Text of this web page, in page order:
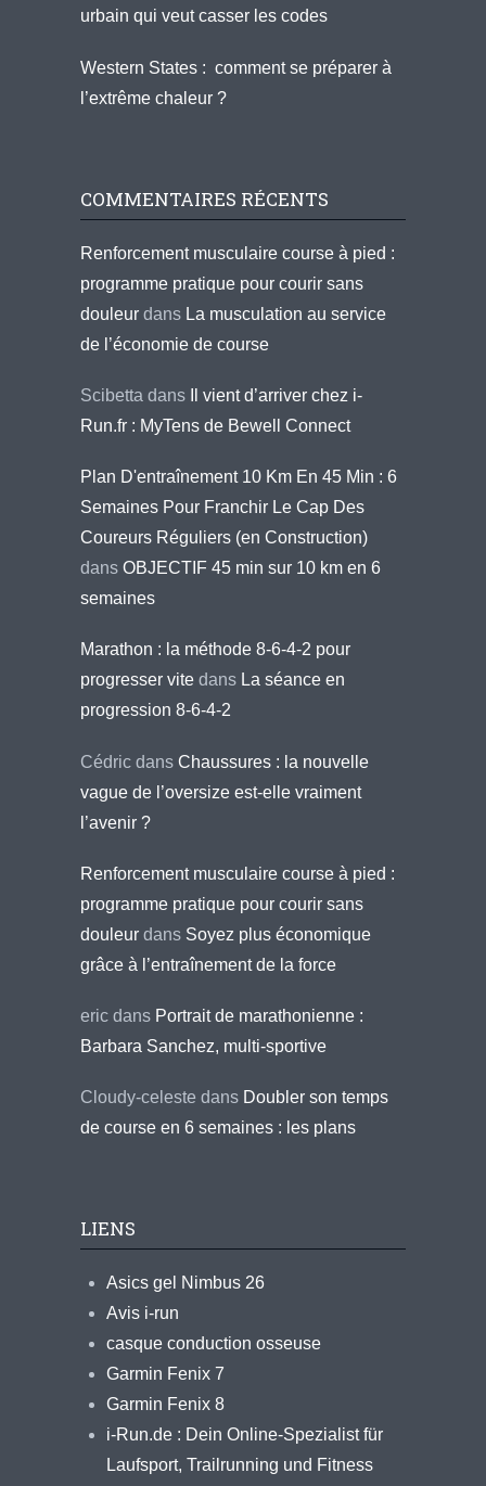
urbain qui veut casser les codes
Western States : comment se préparer à
l’extrême chaleur ?
COMMENTAIRES RÉCENTS
Renforcement musculaire course à pied :
programme pratique pour courir sans
douleur dans La musculation au service
de l’économie de course
Scibetta dans
Il vient d’arriver chez i-
Run.fr : MyTens de Bewell Connect
Plan D'entraînement 10 Km En 45 Min : 6
Semaines Pour Franchir Le Cap Des
Coureurs Réguliers (en Construction)
dans OBJECTIF 45 min sur 10 km en 6
semaines
Marathon : la méthode 8-6-4-2 pour
progresser vite dans La séance en
progression 8-6-4-2
Cédric dans Chaussures : la nouvelle
vague de l’oversize est-elle vraiment
l’avenir ?
Renforcement musculaire course à pied :
programme pratique pour courir sans
douleur dans Soyez plus économique
grâce à l’entraînement de la force
eric dans Portrait de marathonienne :
Barbara Sanchez, multi-sportive
Cloudy-celeste dans Doubler son temps
de course en 6 semaines : les plans
LIENS
Asics gel Nimbus 26
Avis i-run
casque conduction osseuse
Garmin Fenix 7
Garmin Fenix 8
i-Run.de : Dein Online-Spezialist für
Laufsport, Trailrunning und Fitness